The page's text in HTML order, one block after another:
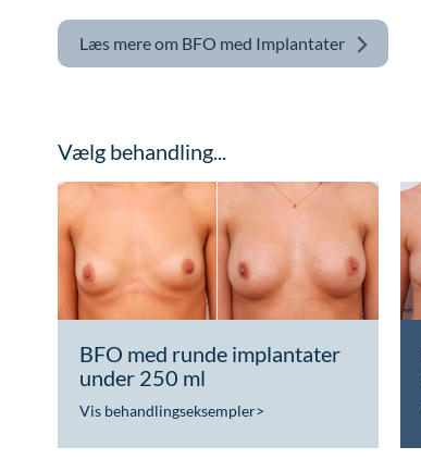
Læs mere om BFO med Implantater
Vælg behandling...
BFO med runde implantater
under 250 ml
Vis behandlingseksempler>